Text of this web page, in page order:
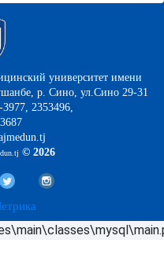
университет имени
р. Сино, ул.Сино 29-31
2353496,
© 2026